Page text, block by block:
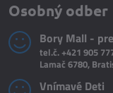
Osobný odber
Bory Mall -
tel.č.+421 905
Lamač 6780,
Vnímavé Deti